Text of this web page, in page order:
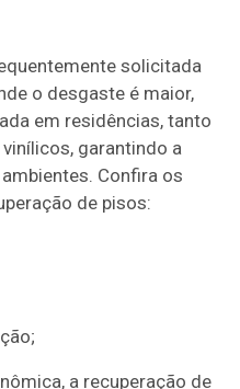
solicitada
o desgaste é maior,
em residências, tanto
garantindo a
Confira os
de pisos:
a recuperação de